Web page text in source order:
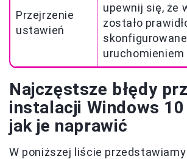
Przejrzenie
ustawień
upewnij się, że
zostało
uruchomieniem
Najczęstsze błędy
instalacji Windows 10
jak je naprawić
W poniższej liście